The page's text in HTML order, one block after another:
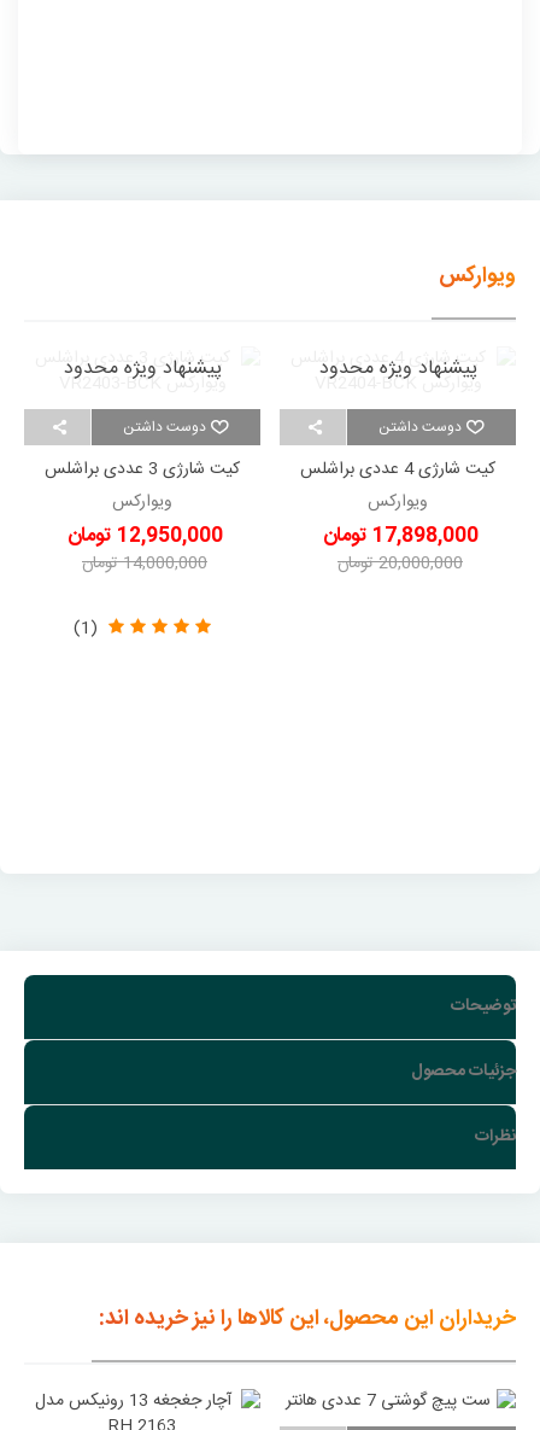
ویوارکس
دوست داشتن
پیشنهاد ویژه محدود
کیت شارژی 4 عددی براشلس
ویوارکس VR2404-BCKویوارکس
17,898,000 تومان
20,000,000 تومان
دوست داشتن
پیشنهاد ویژه محدود
کیت شارژی 3 عددی براشلس
ویوارکس VR2403-BCKویوارکس
12,950,000 تومان
14,000,000 تومان
(1)
توضیحات
جزئیات محصول
نظرات
خریداران این محصول، این کالاها را نیز خریده اند: